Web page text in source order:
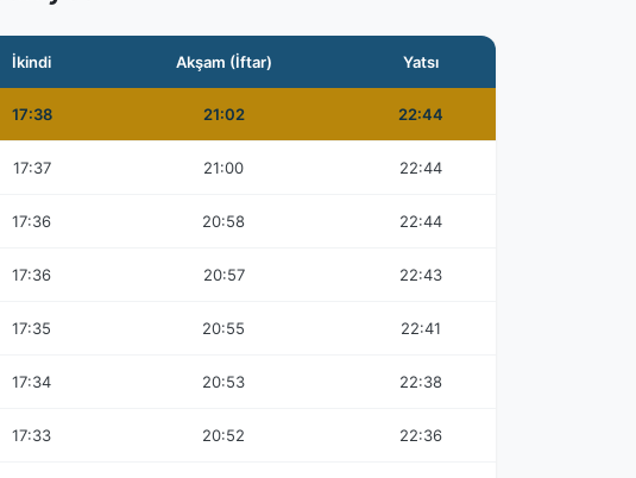
İkindi Akşam (İftar) Yatsı
17:38 21:02 22:44
17:37 21:00 22:44
17:36 20:58 22:44
17:36 20:57 22:43
17:35 20:55 22:41
17:34 20:53 22:38
17:33 20:52 22:36